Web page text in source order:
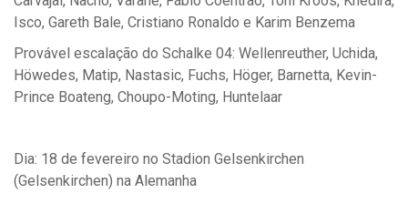
Isco, Gareth Bale, Cristiano Ronaldo e Karim Benzema
Provável escalação do Schalke 04: Wellenreuther, Uchida,
Höwedes, Matip, Nastasic, Fuchs, Höger, Barnetta, Kevin-
Prince Boateng, Choupo-Moting, Huntelaar
Dia: 18 de fevereiro no Stadion Gelsenkirchen
(Gelsenkirchen) na Alemanha